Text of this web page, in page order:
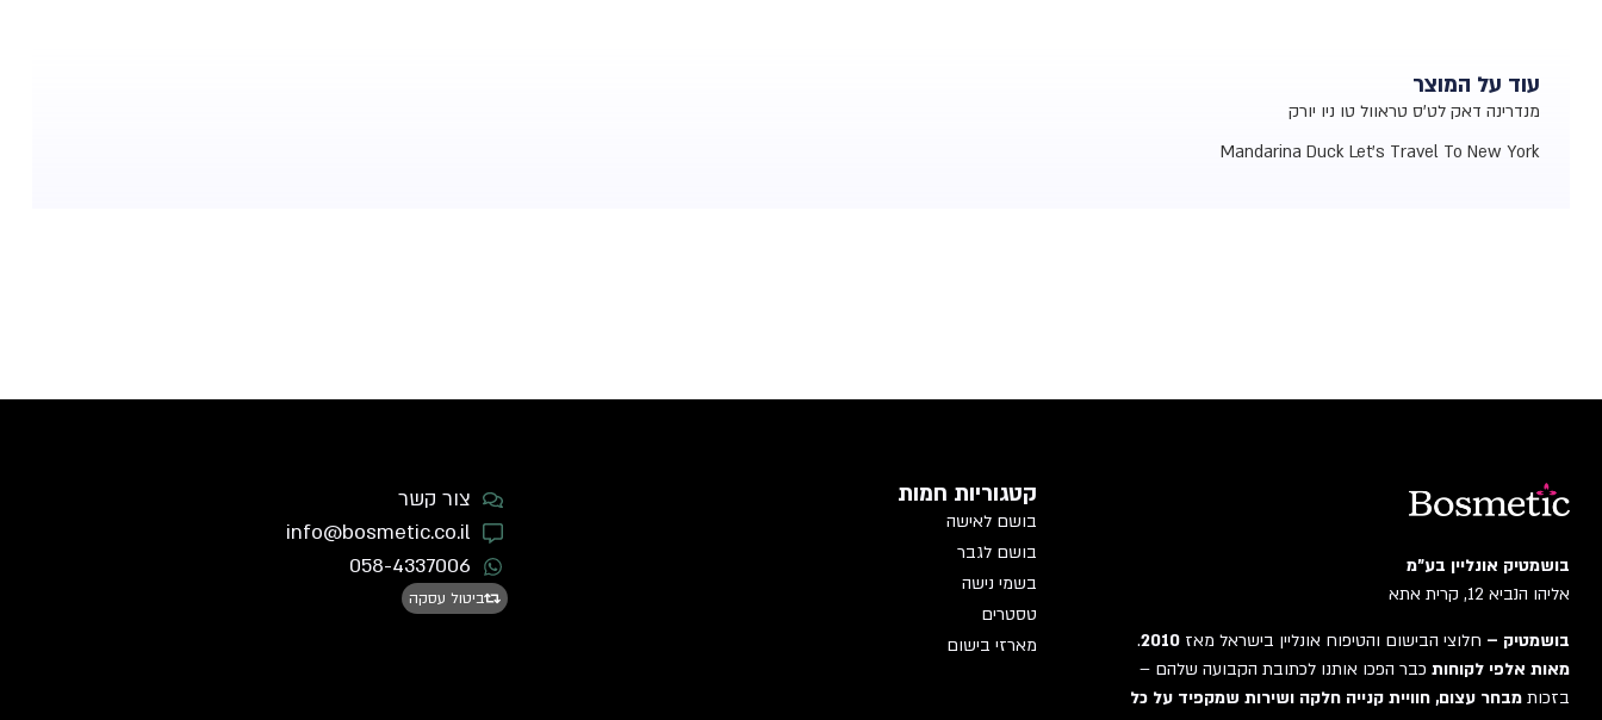
עוד על המוצר
מנדרינה דאק לט'ס טראוול טו ניו יורק
Mandarina Duck Let's Travel To New York
בושמטיק אונליין בע"מ
אליהו הנביא 12, קרית אתא
בושמטיק – חלוצי הבישום והטיפוח אונליין בישראל מאז 2010
.
מאות אלפי לקוחות כבר הפכו אותנו לכתובת הקבועה שלהם –
בזכות מבחר עצום, חוויית קנייה חלקה ושירות שמקפיד על כל
קטגוריות חמות
בושם לאישה
בושם לגבר
בשמי נישה
טסטרים
מארזי בישום
צור קשר
info@bosmetic.co.il
058-4337006
ביטול עסקה